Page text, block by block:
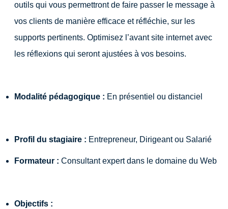
outils qui vous permettront de faire passer le message à
vos clients de manière efficace et réfléchie, sur les
supports pertinents. Optimisez l’avant site internet avec
les réflexions qui seront ajustées à vos besoins.
Modalité pédagogique : En présentiel ou distanciel
Profil du stagiaire : Entrepreneur, Dirigeant ou Salarié
Formateur : Consultant expert dans le domaine du Web
Objectifs :